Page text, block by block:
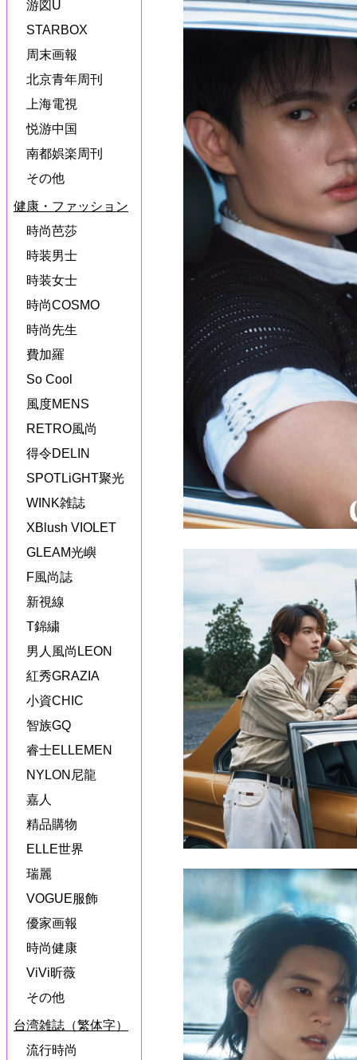
游図U
STARBOX
周末画報
北京青年周刊
上海電視
悦游中国
南都娯楽周刊
その他
健康・ファッション
時尚芭莎
時装男士
時装女士
時尚COSMO
時尚先生
費加羅
So Cool
風度MENS
RETRO風尚
得令DELIN
SPOTLiGHT聚光
WINK雑誌
XBlush VIOLET
GLEAM光嶼
F風尚誌
新視線
T錦繍
男人風尚LEON
紅秀GRAZIA
小資CHIC
智族GQ
睿士ELLEMEN
NYLON尼龍
嘉人
精品購物
ELLE世界
瑞麗
VOGUE服飾
優家画報
時尚健康
ViVi昕薇
その他
台湾雑誌（繁体字）
流行時尚